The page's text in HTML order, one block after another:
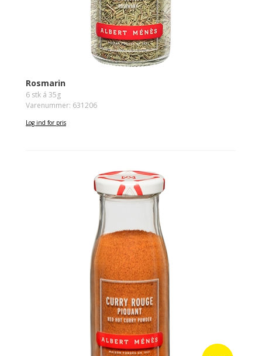
Rosmarin
6 stk á 35g
Varenummer: 631206
Log ind for pris